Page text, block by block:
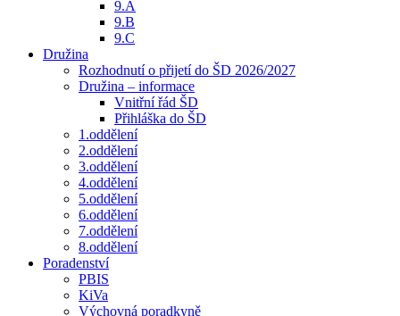
9.A
9.B
9.C
Družina
Rozhodnutí o přijetí do ŠD 2026/2027
Družina – informace
Vnitřní řád ŠD
Přihláška do ŠD
1.oddělení
2.oddělení
3.oddělení
4.oddělení
5.oddělení
6.oddělení
7.oddělení
8.oddělení
Poradenství
PBIS
KiVa
Výchovná poradkyně